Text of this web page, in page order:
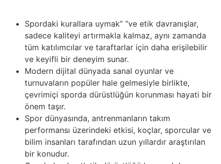
Spordaki kurallara uymak” “ve etik davranışlar,
sadece kaliteyi artırmakla kalmaz, aynı zamanda
tüm katılımcılar ve taraftarlar için daha erişilebilir
ve keyifli bir deneyim sunar.
Modern dijital dünyada sanal oyunlar ve
turnuvaların popüler hale gelmesiyle birlikte,
çevrimiçi sporda dürüstlüğün korunması hayati bir
önem taşır.
Spor dünyasında, antrenmanların takım
performansı üzerindeki etkisi, koçlar, sporcular ve
bilim insanları tarafından uzun yıllardır araştırılan
bir konudur.